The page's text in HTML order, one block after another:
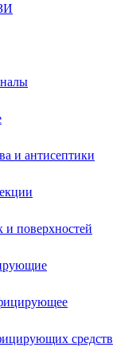
и антисептики
и поверхностей
средств